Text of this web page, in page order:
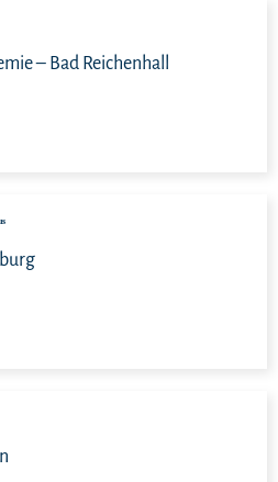
– Bad Reichenhall